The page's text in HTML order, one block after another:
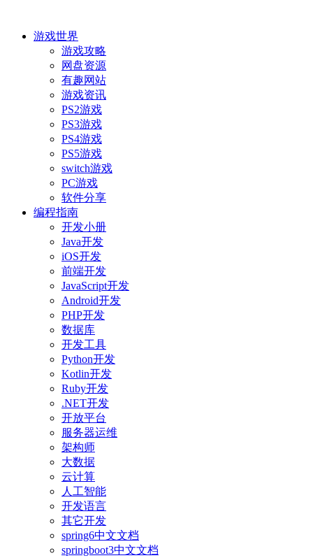
游戏世界
游戏攻略
网盘资源
有趣网站
游戏资讯
PS2游戏
PS3游戏
PS4游戏
PS5游戏
switch游戏
PC游戏
软件分享
编程指南
开发小册
Java开发
iOS开发
前端开发
JavaScript开发
Android开发
PHP开发
数据库
开发工具
Python开发
Kotlin开发
Ruby开发
.NET开发
开放平台
服务器运维
架构师
大数据
云计算
人工智能
开发语言
其它开发
spring6中文文档
springboot3中文文档